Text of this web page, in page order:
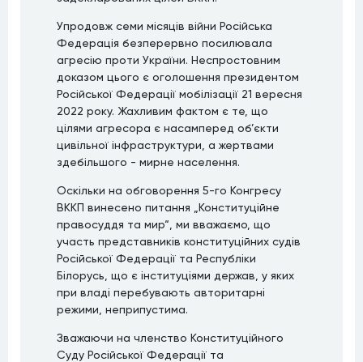
Упродовж семи місяців війни Російська
Федерація безперервно посилювала
агресію проти України. Неспростовним
доказом цього є оголошення президентом
Російської Федерації мобілізації 21 вересня
2022 року. Жахливим фактом є те, що
цілями агресора є насамперед об’єкти
цивільної інфраструктури, а жертвами
здебільшого - мирне населення.
Оскільки на обговорення 5-го Конгресу
ВККП винесено питання „Конституційне
правосуддя та мир“, ми вважаємо, що
участь представників конституційних судів
Російської Федерації та Республіки
Білорусь, що є інституціями держав, у яких
при владі перебувають авторитарні
режими, неприпустима.
Зважаючи на членство Конституційного
Суду Російської Федерації та